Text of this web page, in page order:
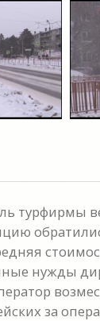
турфирмы
нужды
за